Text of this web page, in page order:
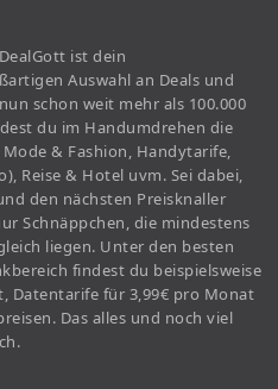
ist dein
Auswahl an Deals und
schon weit mehr als 100.000
du im Handumdrehen die
& Fashion, Handytarife,
Reise & Hotel uvm. Sei dabei,
den nächsten Preisknaller
Schnäppchen, die mindestens
liegen. Unter den besten
findest du beispielsweise
Datentarife für 3,99€ pro Monat
Das alles und noch viel